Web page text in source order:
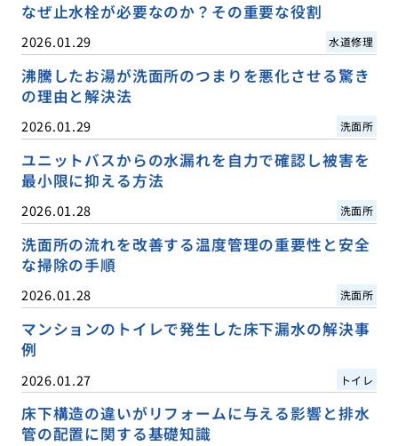
なぜ止水栓が必要なのか？その重要な役割
2026.01.29 水道修理
沸騰したお湯が洗面所のつまりを悪化させる驚き
の理由と解決法
2026.01.29 洗面所
ユニットバスからの水漏れを自力で確認し被害を
最小限に抑える方法
2026.01.28 洗面所
洗面所の流れを改善する温度管理の重要性と安全
な掃除の手順
2026.01.28 洗面所
マンションのトイレで発生した床下漏水の解決事
例
2026.01.27 トイレ
床下構造の違いがリフォームに与える影響と排水
管の配置に関する基礎知識